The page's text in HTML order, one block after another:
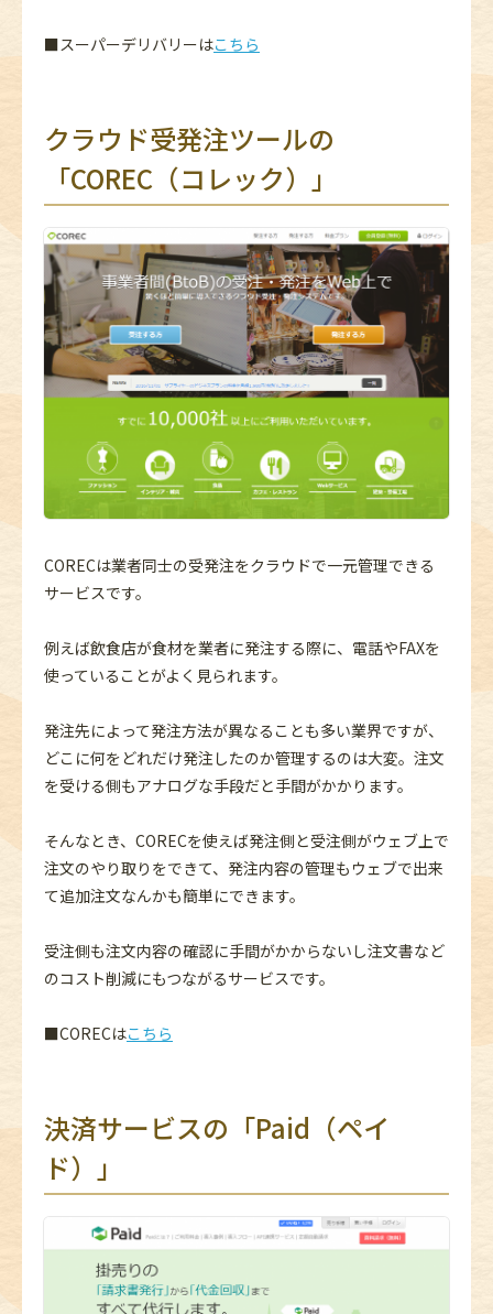
■スーパーデリバリーはこちら
クラウド受発注ツールの
「COREC（コレック）」
CORECは業者同士の受発注をクラウドで一元管理できる
サービスです。
例えば飲食店が食材を業者に発注する際に、電話やFAXを
使っていることがよく見られます。
発注先によって発注方法が異なることも多い業界ですが、
どこに何をどれだけ発注したのか管理するのは大変。注文
を受ける側もアナログな手段だと手間がかかります。
そんなとき、CORECを使えば発注側と受注側がウェブ上で
注文のやり取りをできて、発注内容の管理もウェブで出来
て追加注文なんかも簡単にできます。
受注側も注文内容の確認に手間がかからないし注文書など
のコスト削減にもつながるサービスです。
■CORECはこちら
決済サービスの「Paid（ペイ
ド）」